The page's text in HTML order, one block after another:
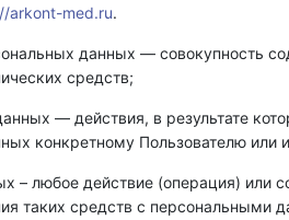
arkont-med.ru.
данных — совокупность
средств;
— действия, в результате
конкретному Пользователю или
– любое действие (операция) или
таких средств с